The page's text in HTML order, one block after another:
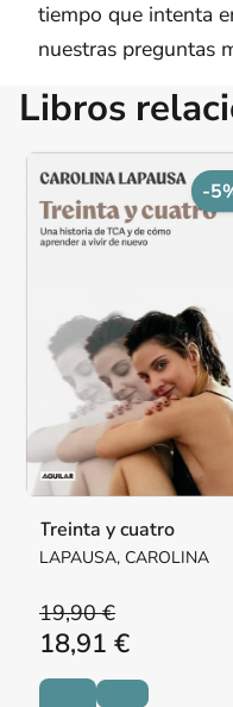
tiempo que intenta
nuestras preguntas
Libros
-
Treinta y cuatro
LAPAUSA, CAROLINA
19,90 €
18,91 €